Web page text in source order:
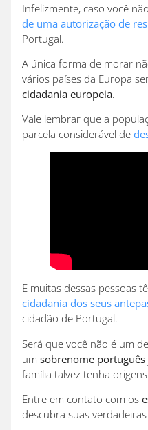
Infelizmente, caso você
de uma autorização de
Portugal.
A única forma de morar
vários países da Europa
cidadania europeia.
Vale lembrar que a
parcela considerável de
E muitas dessas pessoas
cidadania dos seus
cidadão de Portugal.
Será que você não é um
um sobrenome português
família talvez tenha
Entre em contato com os
descubra suas